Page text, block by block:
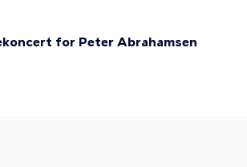
for Peter Abrahamsen